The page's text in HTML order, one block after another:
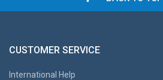
CUSTOMER SERVICE
International Help